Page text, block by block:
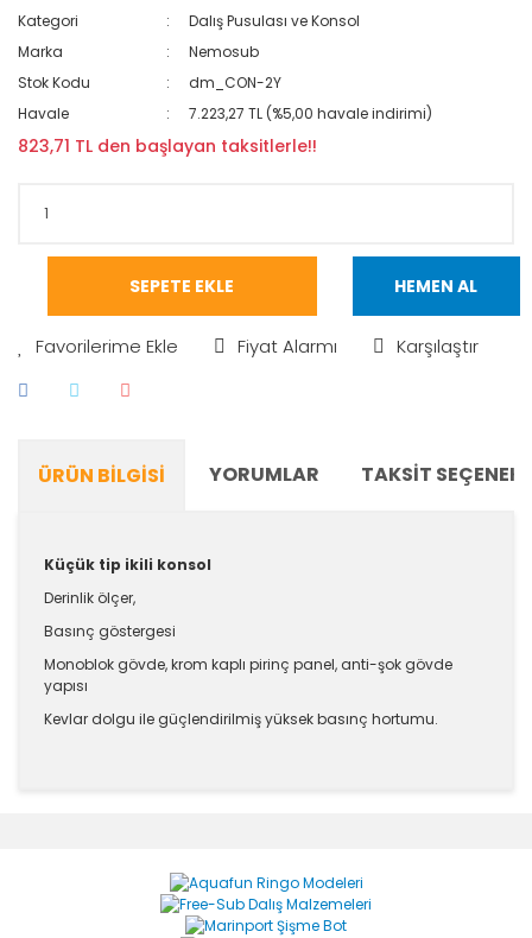
Kategori
Dalış Pusulası ve Konsol
Marka
Nemosub
Stok Kodu
dm_CON-2Y
Havale
7.223,27 TL (%5,00 havale indirimi)
823,71 TL den başlayan taksitlerle!!
SEPETE EKLE HEMEN AL
Fiyat Alarmı Karşılaştır
ÜRÜN BILGISI YORUMLAR TAKSIT
Küçük tip ikili konsol
Derinlik ölçer,
Basınç göstergesi
Monoblok gövde, krom kaplı pirinç panel, anti-şok gövde
yapısı
Kevlar dolgu ile güçlendirilmiş yüksek basınç hortumu.
Yorum Yaz
Ürün resmi kalitesiz, bozuk veya görüntülenemiyor.